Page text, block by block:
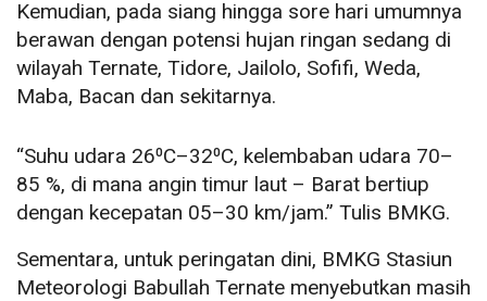
Kemudian, pada siang hingga sore hari umumnya
berawan dengan potensi hujan ringan sedang di
wilayah Ternate, Tidore, Jailolo, Sofifi, Weda,
Maba, Bacan dan sekitarnya.
“Suhu udara 26⁰C–32⁰C, kelembaban udara 70–
85 %, di mana angin timur laut – Barat bertiup
dengan kecepatan 05–30 km/jam.” Tulis BMKG.
Sementara, untuk peringatan dini, BMKG Stasiun
Meteorologi Babullah Ternate menyebutkan masih